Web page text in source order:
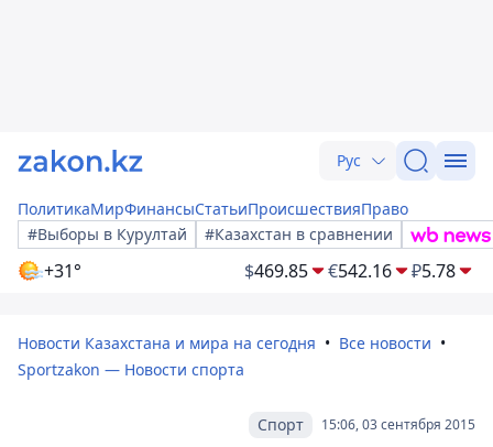
Рус
ПолитикаМирФинансыСтатьиПроисшествияПраво
#Выборы в Курултай
#Казахстан в сравнении
+31° $469.85 €542.16 ₽5.78
Новости Казахстана и мира на сегодня
Все новости
Sportzakon — Новости спорта
15:06, 03 сентября 2015
Спорт